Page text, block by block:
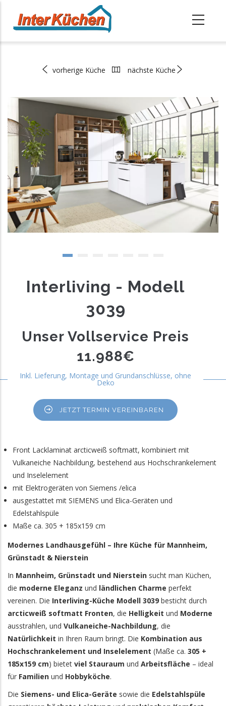
Inhalt
Pfadnavigation
vorherige Küche nächste Küche
Interliving - Modell
3039
Unser Vollservice Preis
11.988€
Inkl. Lieferung, Montage und Grundanschlüsse, ohne
Deko
JETZT TERMIN VEREINBAREN
Front Lacklaminat arcticweiß softmatt, kombiniert mit
Vulkaneiche Nachbildung, bestehend aus Hochschrankelement
und Inselelement
mit Elektrogeräten von Siemens /elica
ausgestattet mit SIEMENS und Elica-Geräten und
Edelstahlspüle
Maße ca. 305 + 185x159 cm
Modernes Landhausgefühl – Ihre Küche für Mannheim,
Grünstadt & Nierstein
In Mannheim, Grünstadt und Nierstein sucht man Küchen,
die moderne Eleganz und ländlichen Charme perfekt
vereinen. Die Interliving-Küche Modell 3039 besticht durch
arcticweiß softmatt Fronten, die Helligkeit und Moderne
ausstrahlen, und Vulkaneiche-Nachbildung, die
Natürlichkeit in Ihren Raum bringt. Die Kombination aus
Hochschrankelement und Inselelement (Maße ca. 305 +
185x159 cm) bietet viel Stauraum und Arbeitsfläche – ideal
für Familien und Hobbyköche.
Die Siemens- und Elica-Geräte sowie die Edelstahlspüle